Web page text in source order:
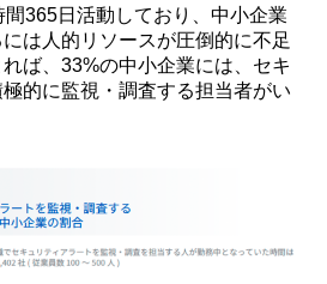
365日活動しており、中小企業
は人的リソースが圧倒的に不足
ば、33%の中小企業には、セキ
的に監視・調査する担当者がい